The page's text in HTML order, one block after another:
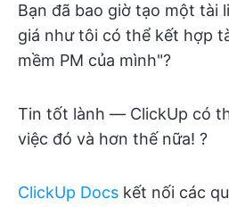
Bạn đã bao giờ tạo một tài
giá như tôi có thể kết hợp
mềm PM của mình"?
Tin tốt lành — ClickUp có
việc đó và hơn thế nữa! ?
ClickUp Docs kết nối các